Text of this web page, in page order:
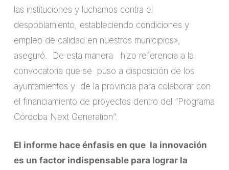
las instituciones y luchamos contra el
despoblamiento, estableciendo condiciones y
empleo de calidad en nuestros municipios»,
aseguró. De esta manera hizo referencia a la
convocatoria que se puso a disposición de los
ayuntamientos y de la provincia para colaborar con
el financiamiento de proyectos dentro del “Programa
Córdoba Next Generation”.
El informe hace énfasis en que la innovación
es un factor indispensable para lograr la